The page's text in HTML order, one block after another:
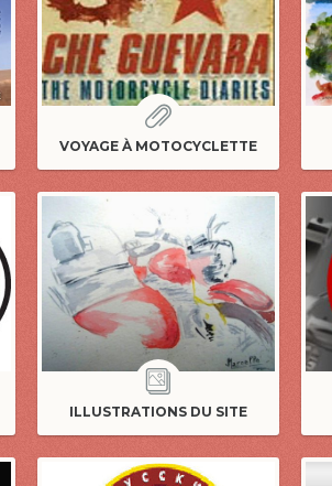
VOYAGE À MOTOCYCLETTE
ILLUSTRATIONS DU SITE